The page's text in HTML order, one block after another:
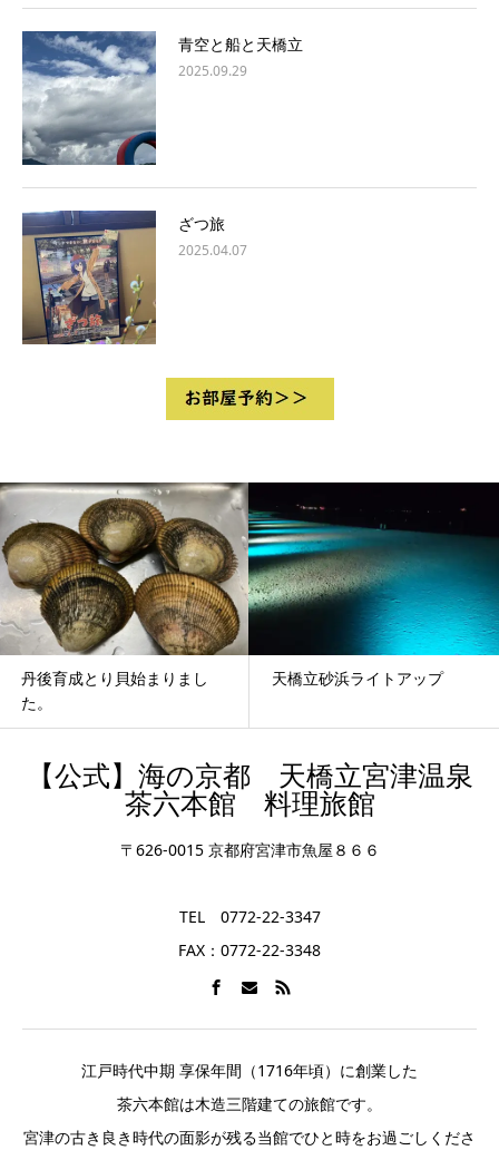
青空と船と天橋立
2025.09.29
ざつ旅
2025.04.07
丹後育成とり貝始まりまし
た。
天橋立砂浜ライトアップ
【公式】海の京都 天橋立宮津温泉
茶六本館 料理旅館
〒626-0015 京都府宮津市魚屋８６６
TEL 0772-22-3347
FAX：0772-22-3348
江戸時代中期 享保年間（1716年頃）に創業した
茶六本館は木造三階建ての旅館です。
宮津の古き良き時代の面影が残る当館でひと時をお過ごしくださ